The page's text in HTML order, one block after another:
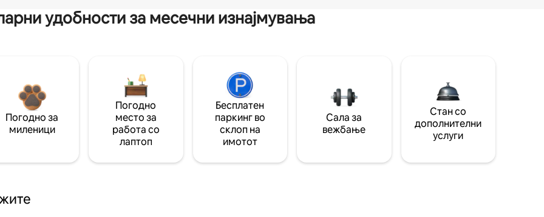
удобности за месечни изнајмувања
Погодно за
миленици
Погодно
место за
работа со
лаптоп
Бесплатен
паркинг во
склоп на
имотот
Сала за
вежбање
Стан со
дополнителни
услуги